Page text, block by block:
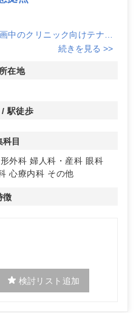
中のクリニック向けテナン
ち出しやすく、開業情報の
点の仕様は未定です。開業
を始めやすく、診療体制や
形外科、婦人科・産科、眼
膚科、心療内科、その他を
ださい。
続きを見る >>
在地
駅徒歩
科目
外科 婦人科・産科 眼科
心療内科 その他
徴
検討リスト追加